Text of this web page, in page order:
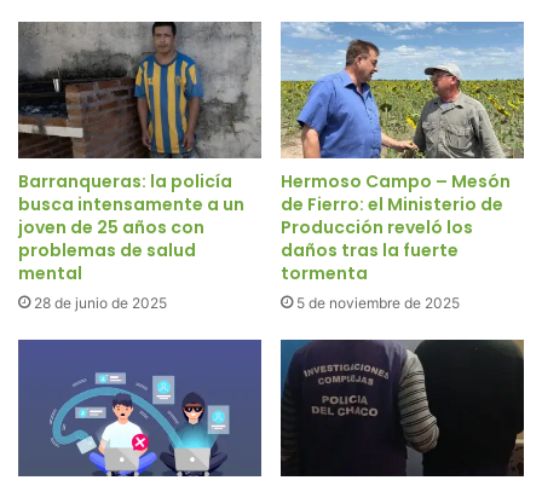
Barranqueras: la policía
busca intensamente a un
joven de 25 años con
problemas de salud
mental
28 de junio de 2025
Hermoso Campo – Mesón
de Fierro: el Ministerio de
Producción reveló los
daños tras la fuerte
tormenta
5 de noviembre de 2025